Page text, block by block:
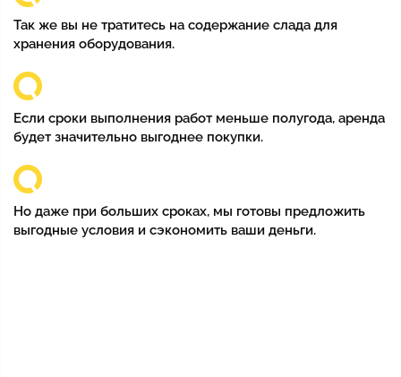
Так же вы не тратитесь на содержание слада для
хранения оборудования.
Если сроки выполнения работ меньше полугода, аренда
будет значительно выгоднее покупки.
Но даже при больших сроках, мы готовы предложить
выгодные условия и сэкономить ваши деньги.